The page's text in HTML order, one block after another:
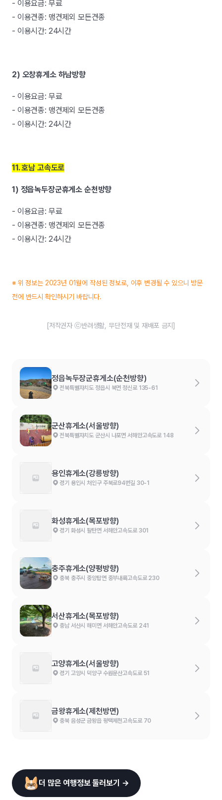
- 이용요금: 무료
- 이용견종: 맹견제외 모든견종
- 이용시간: 24시간
2) 오창휴게소 하남방향
- 이용요금: 무료
- 이용견종: 맹견제외 모든견종
- 이용시간: 24시간
11. 호남 고속도로
1) 정읍녹두장군휴게소 순천방향
- 이용요금: 무료
- 이용견종: 맹견제외 모든견종
- 이용시간: 24시간
※ 위 정보는 2023년 01월에 작성된 정보로, 이후 변경될 수 있으니 방문
전에 반드시 확인하시기 바랍니다.
[저작권자 ⓒ반려생활, 무단전재 및 재배포 금지]
정읍녹두장군휴게소(순천방향)
전북특별자치도 정읍시 북면 정신로 135-61
군산휴게소(서울방향)
전북특별자치도 군산시 나포면 서해안고속도로 148
용인휴게소(강릉방향)
경기 용인시 처인구 주북로94번길 30-1
화성휴게소(목포방향)
경기 화성시 팔탄면 서해안고속도로 301
충주휴게소(양평방향)
충북 충주시 중앙탑면 중부내륙고속도로 230
서산휴게소(목포방향)
충남 서산시 해미면 서해안고속도로 241
고양휴게소(서울방향)
경기 고양시 덕양구 수원문산고속도로 51
금왕휴게소(제천방면)
충북 음성군 금왕읍 평택제천고속도로 70
더 많은 여행정보 둘러보기 →